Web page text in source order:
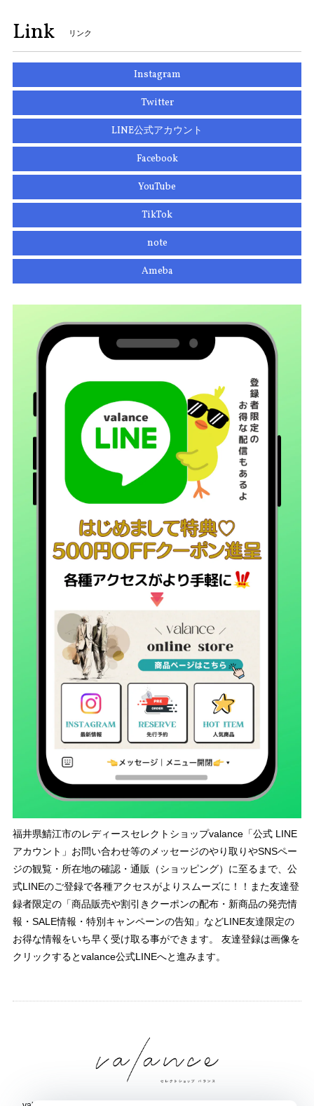
Link リンク
Instagram
Twitter
LINE公式アカウント
Facebook
YouTube
TikTok
note
Ameba
福井県鯖江市のレディースセレクトショップvalance「公式 LINE
アカウント」お問い合わせ等のメッセージのやり取りやSNSペー
ジの観覧・所在地の確認・通販（ショッピング）に至るまで、公
式LINEのご登録で各種アクセスがよりスムーズに！！また友達登
録者限定の「商品販売や割引きクーポンの配布・新商品の発売情
報・SALE情報・特別キャンペーンの告知」などLINE友達限定の
お得な情報をいち早く受け取る事ができます。 友達登録は画像を
クリックするとvalance公式LINEへと進みます。